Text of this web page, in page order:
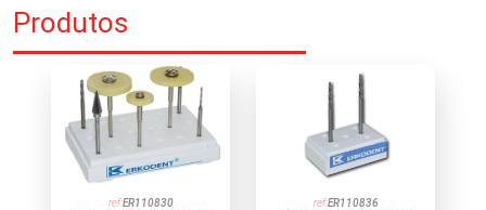
Produtos
ref:ER110830 ref:ER110836